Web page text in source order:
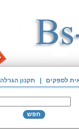
לספקים תקנון הגרלה
חפש